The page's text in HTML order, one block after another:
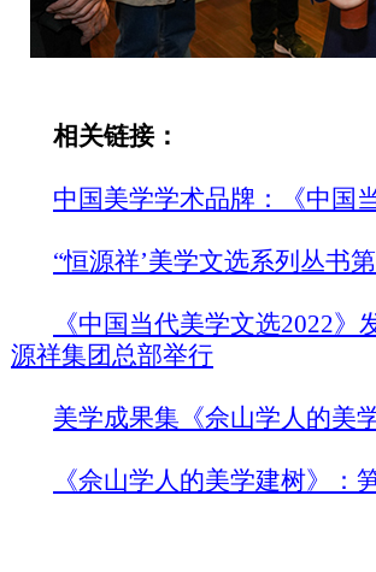
相关链接：
中国美学学术品牌：《中国
“恒源祥’美学文选系列丛书
《中国当代美学文选2022
源祥集团总部举行
美学成果集《佘山学人的美
《佘山学人的美学建树》：